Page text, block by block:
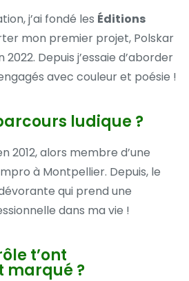
j’ai fondé les Éditions
mon premier projet, Polskar
2022. Depuis j’essaie d’aborder
avec couleur et poésie !
ludique ?
2012, alors membre d’une
à Montpellier. Depuis, le
qui prend une
dans ma vie !
t’ont
marqué ?